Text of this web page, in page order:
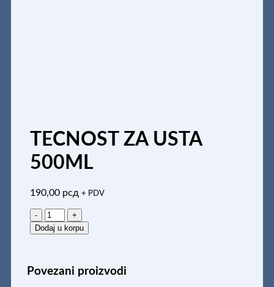
TECNOST ZA USTA
500ML
190,00 рсд + PDV
TECNOST
ZA
USTA
Dodaj u korpu
Povezani proizvodi